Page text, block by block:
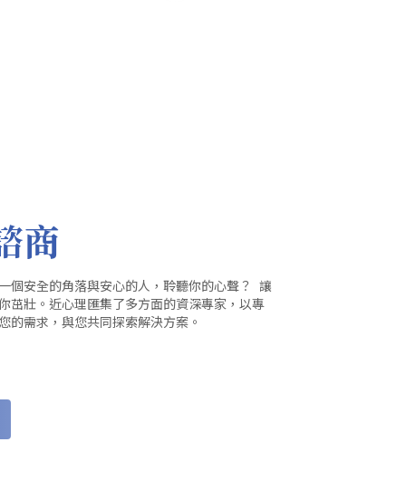
商
個安全的角落與安心的人，聆聽你的心聲？ 讓
茁壯。近心理匯集了多方面的資深專家，以專
的需求，與您共同探索解決方案。